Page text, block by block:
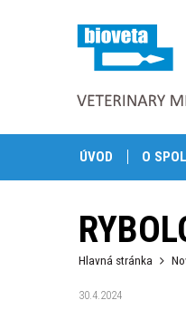
ÚVOD O
Hlavná stránka
30.4.2024